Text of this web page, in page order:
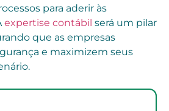
para aderir às
expertise contábil será um pilar
que as empresas
e maximizem seus